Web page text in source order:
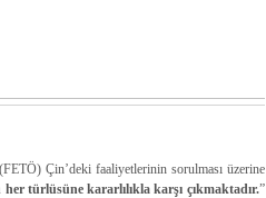
Çin’deki faaliyetlerinin sorulması üzerine
türlüsüne kararlılıkla karşı çıkmaktadır.”